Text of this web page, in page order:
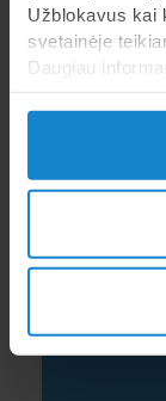
Užblokavus kai
svetainėje
Daugiau
KLAFS